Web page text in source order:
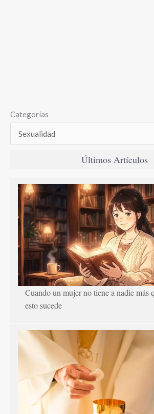
Categorías
Últimos Artículos
Cuando un mujer no tiene a nadie
esto sucede